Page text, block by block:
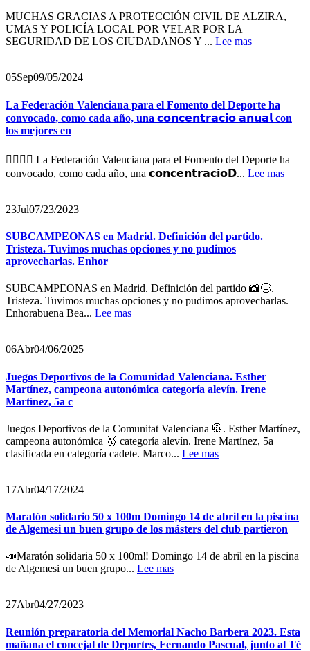
MUCHAS GRACIAS A PROTECCIÓN CIVIL DE ALZIRA,
UMAS Y POLICÍA LOCAL POR VELAR POR LA
SEGURIDAD DE LOS CIUDADANOS Y ... Lee mas
05Sep09/05/2024
La Federación Valenciana para el Fomento del Deporte ha
convocado, como cada año, una 𝗰𝗼𝗻𝗰𝗲𝗻𝘁𝗿𝗮𝗰𝗶𝗼 𝗮𝗻𝘂𝗮𝗹 con
los mejores en
🏋️‍♀️🏋️‍♂️ La Federación Valenciana para el Fomento del Deporte ha
convocado, como cada año, una 𝗰𝗼𝗻𝗰𝗲𝗻𝘁𝗿𝗮𝗰𝗶𝗼𝗗... Lee mas
23Jul07/23/2023
SUBCAMPEONAS en Madrid. Definición del partido.
Tristeza. Tuvimos muchas opciones y no pudimos
aprovecharlas. Enhor
SUBCAMPEONAS en Madrid. Definición del partido 📸😥.
Tristeza. Tuvimos muchas opciones y no pudimos aprovecharlas.
Enhorabuena Bea... Lee mas
06Abr04/06/2025
Juegos Deportivos de la Comunidad Valenciana. Esther
Martínez, campeona autonómica categoría alevín. Irene
Martínez, 5a c
Juegos Deportivos de la Comunitat Valenciana 🥋. Esther Martínez,
campeona autonómica 🥇 categoría alevín. Irene Martínez, 5a
clasificada en categoría cadete. Marco... Lee mas
17Abr04/17/2024
Maratón solidario 50 x 100m Domingo 14 de abril en la piscina
de Algemesi un buen grupo de los másters del club partieron
📣Maratón solidaria 50 x 100m‼️ Domingo 14 de abril en la piscina
de Algemesi un buen grupo... Lee mas
27Abr04/27/2023
Reunión preparatoria del Memorial Nacho Barbera 2023. Esta
mañana el concejal de Deportes, Fernando Pascual, junto al Té